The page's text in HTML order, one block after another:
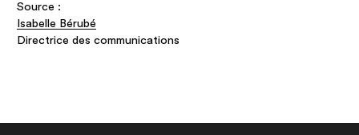
Source :
Isabelle Bérubé
Directrice des communications